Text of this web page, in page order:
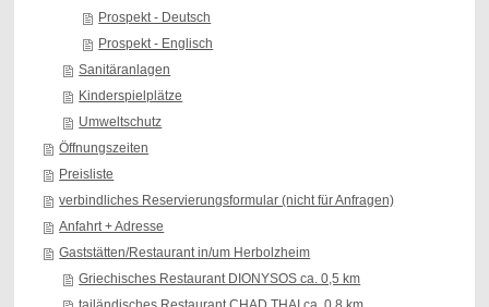
Prospekt - Deutsch
Prospekt - Englisch
Sanitäranlagen
Kinderspielplätze
Umweltschutz
Öffnungszeiten
Preisliste
verbindliches Reservierungsformular (nicht für Anfragen)
Anfahrt + Adresse
Gaststätten/Restaurant in/um Herbolzheim
Griechisches Restaurant DIONYSOS ca. 0,5 km